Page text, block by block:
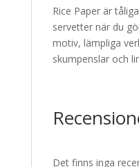
Rice Paper är
servetter när du
motiv, lämpliga
skumpenslar och
Det finns inga